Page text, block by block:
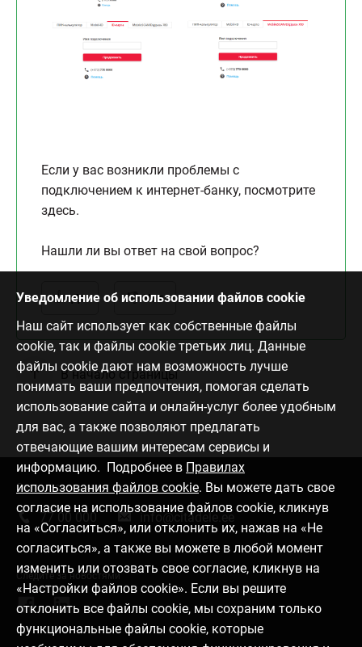
Если у вас возникли проблемы с
подключением к интернет-банку, посмотрите
здесь.
Нашли ли вы ответ на свой вопрос?
Да Нет
В начало страницы
Уведомление об использовании файлов cookie
Наш сайт использует как собственные файлы
cookie, так и файлы cookie третьих лиц. Данные
файлы cookie дают нам возможность лучше
понимать ваши предпочтения, помогая сделать
использование сайта и онлайн-услуг более удобным
для вас, а также позволяют предлагать
отвечающие вашим интересам сервисы и
информацию. Подробнее в Правилах
использования файлов cookie. Вы можете дать свое
согласие на использование файлов cookie, кликнув
на «Согласиться», или отклонить их, нажав на «Не
согласиться», а также вы можете в любой момент
изменить или отозвать свое согласие, кликнув на
«Настройки файлов cookie». Если вы решите
отклонить все файлы cookie, мы сохраним только
функциональные файлы cookie, которые
Связаться с нами
77 00 000 info@citadele.ee
Следите за новостями